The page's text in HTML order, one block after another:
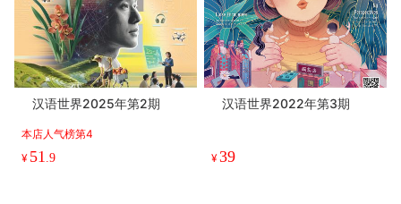
汉语世界2025年第2期
本店人气榜第4
¥ 51 .9
汉语世界2022年第3期
¥39